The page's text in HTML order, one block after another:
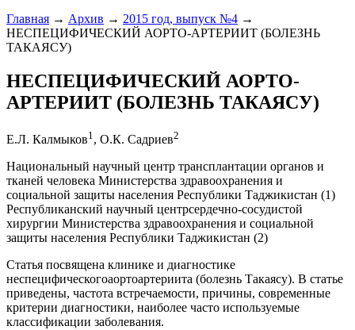
Главная → Архив → 2015 год, выпуск №4 →
НЕСПЕЦИФИЧЕСКИЙ АОРТО-АРТЕРИИТ (БОЛЕЗНЬ
ТАКАЯСУ)
НЕСПЕЦИФИЧЕСКИЙ АОРТО-
АРТЕРИИТ (БОЛЕЗНЬ ТАКАЯСУ)
Е.Л. Калмыков1, О.К. Садриев2
Национальный научный центр трансплантации органов и
тканей человека Министерства здравоохранения и
социальной защиты населения Республики Таджикистан (1)
Республиканский научный центрсердечно-сосудистой
хирургии Министерства здравоохранения и социальной
защиты населения Республики Таджикистан (2)
Статья посвящена клинике и диагностике
неспецифическогоаортоартериита (болезнь Такаясу). В статье
приведены, частота встречаемости, причины, современные
критерии диагностики, наиболее часто используемые
классификации заболевания.